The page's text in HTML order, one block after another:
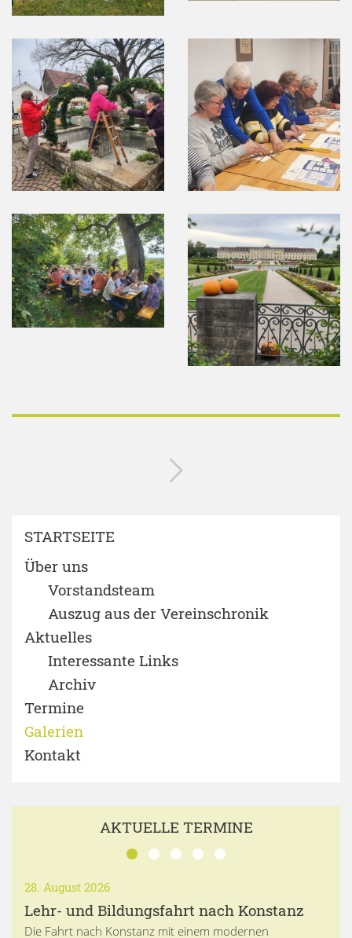
STARTSEITE
Über uns
Vorstandsteam
Auszug aus der Vereinschronik
Aktuelles
Interessante Links
Archiv
Termine
Galerien
Kontakt
AKTUELLE TERMINE
28. August 2026
Lehr- und Bildungsfahrt nach Konstanz
Die Fahrt nach Konstanz mit einem modernen